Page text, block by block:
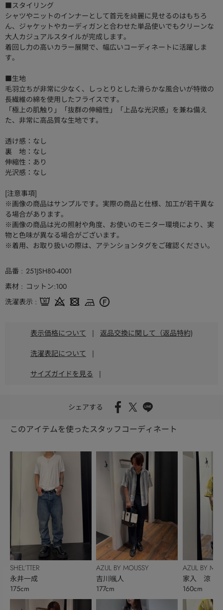
■スタイリング
シャツやニットのインナーとして首元を綺麗に見せるのはもちろ
ん、ジャケットやカーディガンと合わせた単品使いでもクリーンな
大人カジュアルスタイルが完成します。
着回し力の高いカラー展開で、幅広いコーディネートに活躍しま
す。
■生地
毛羽立ちが非常に少なく、しっとりとした滑らかな風合いが特徴の
長繊維の綿を使用したフライスです。
「極上の肌触り」「抜群の伸縮性」「上品な光沢感」を兼ね備え
た、非常に高品質な生地です。
透け感：なし
裏 地：なし
伸縮性：あり
光沢感：なし
[注意事項]
※画像の商品はサンプルです。実際の商品と仕様、加工が若干異な
る場合があります。
※画像の商品は光の照射や角度、お使いのモニター環境により、実
物と色味が異なる場合がございます。
※着用、お取り扱いの際は、アテンションタグをご確認ください。
品番
251JSH80-4001
素材
コットン:100
洗濯表示
表示価格について | 返品交換に関して（返品特約)
洗濯表記について |
サイズガイドを見る |
シェアする
このアイテムを使ったスタッフコーディネート
SHEL’TTER
永井一成
175cm
AZUL BY MOUSSY
吉川颯人
177cm
AZUL BY
家入 涼
160cm